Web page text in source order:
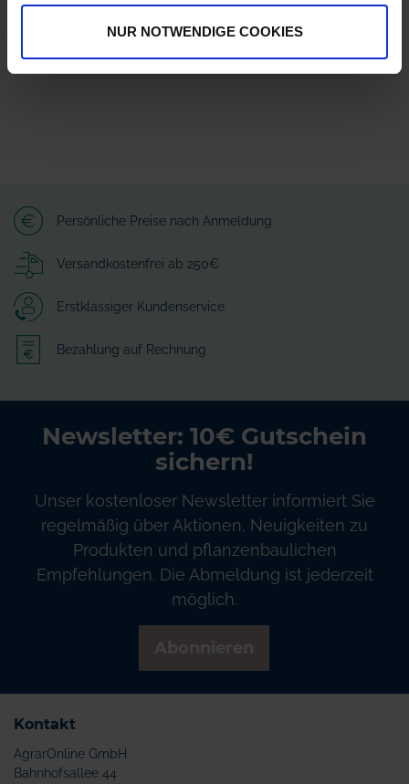
NUR NOTWENDIGE COOKIES
27404 Heeslingen
info@granit-parts.com
Persönliche Preise nach Anmeldung
Versandkostenfrei ab 250€
Erstklassiger Kundenservice
Bezahlung auf Rechnung
Newsletter: 10€ Gutschein
sichern!
Unser kostenloser Newsletter informiert Sie
regelmäßig über Aktionen, Neuigkeiten zu
Produkten und pflanzenbaulichen
Empfehlungen. Die Abmeldung ist jederzeit
möglich.
Kontakt
AgrarOnline GmbH
Bahnhofsallee 44